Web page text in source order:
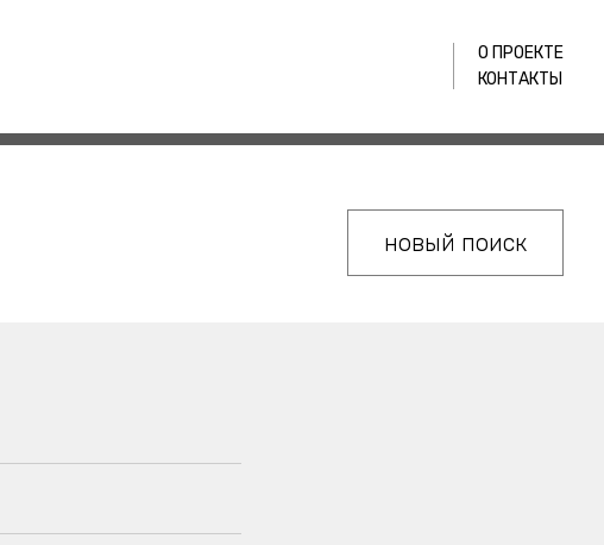
О ПРОЕКТЕ
КОНТАКТЫ
новый поиск